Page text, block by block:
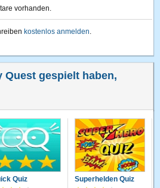
vorhanden.
kostenlos anmelden.
Quest gespielt haben,
Quiz Superhelden Quiz